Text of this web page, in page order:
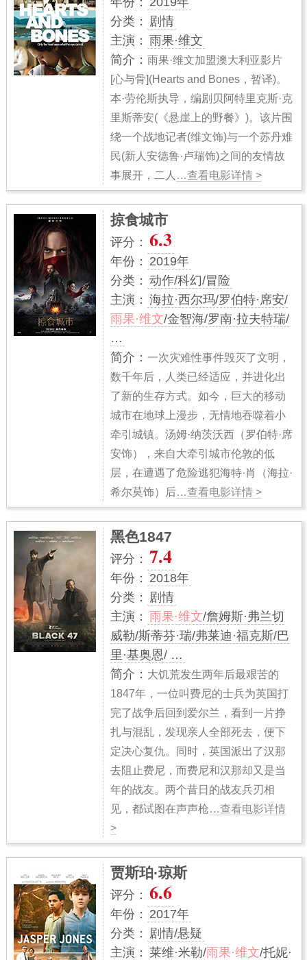
分类： 剧情
主演： 雨果·维文
简介： 雨果·维文加盟澳大利亚影片
[心与骨](Hearts and Bones，暂译)。
本·劳伦斯执导，编剧贝阿特里克斯·克
里斯蒂安(《悬崖上的野餐》)。该片围
绕一个战地记者(维文饰)与一个苏丹难
民(新人安德鲁·卢瑞饰)之间的友情故
事展开，二人 …查看电影详情 >
掠食城市
评分： 6.3
年份： 2019年
分类： 动作/科幻/冒险
主演： 海拉·西尔玛/罗伯特·席安/
雨果·维文/金智海/罗南·拉夫特瑞/
…
简介： 一次灾难性事件毁灭了文明，
数千年后，人类已经适应，并进化出
了新的生存方式。如今，巨大的移动
城市在地球上漫步，无情地吞噬着小
牵引城镇。汤姆·纳茨沃西（罗伯特·席
安饰），来自大牵引城市伦敦的低
层，在遭遇了危险逃犯海特·肖（海拉·
希尔莫饰）后…查看电影详情 >
黑色1847
评分： 7.4
年份： 2018年
分类： 剧情
主演： 雨果·维文/詹姆斯·弗兰切
威勒/斯蒂芬·瑞/弗莱迪·福克斯/巴
里·基奥恩/ …
简介： 大饥荒发生两年后最艰苦的
1847年，一位叫费尼的士兵为英国打
完了战争后回到爱尔兰，看到一片挣
扎与混乱，发现亲人全部死去，便下
定决心复仇。同时，英国派出了汉那
去阻止费尼，而费尼和汉那却又是当
年的战友。两个昔日的战友兵刃相
见，都试图在声声枪…查看电影详情
>
贾斯珀·琼斯
评分： 6.6
年份： 2017年
分类： 剧情/悬疑
主演： 莱维·米勒/雨果·维文/托妮·